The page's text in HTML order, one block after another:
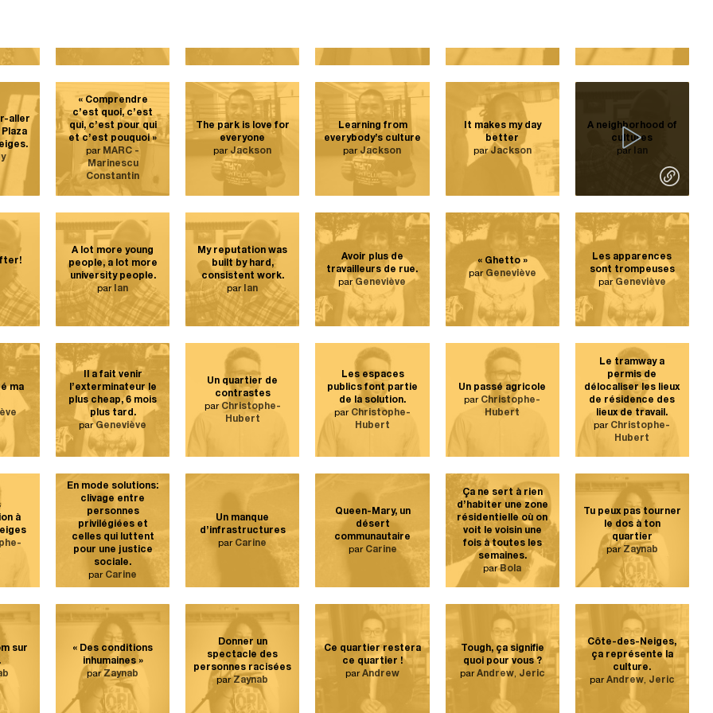
aller
« Comprendre
c’est quoi, c’est
qui, c’est pour qui
et c’est pouquoi »
par MARC -
Marinescu
Constantin
The park is love for
everyone
par Jackson
Learning from
everybody’s culture
par Jackson
It makes my day
better
parJackson
A neighborhood of
cultures
par
Ian
A lot more young
people, a lot more
university people.
par Ian
My reputation was
built by hard,
consistent work.
par Ian
Avoir plus de
travailleurs de rue.
parGeneviève
« Ghetto »
par Geneviève
Les apparences
sont trompeuses
parGeneviève
ma
Il a fait venir
l’exterminateur le
plus cheap, 6 mois
plus tard.
parGeneviève
Un quartier de
contrastes
par Christophe-
Hubert
Les espaces
publics font partie
de la solution.
par Christophe-
Hubert
Un passé agricole
par Christophe-
Hubert
Le tramway a
permis de
délocaliser les lieux
de résidence des
lieux de travail.
par Christophe-
Hubert
à
En mode solutions:
clivage entre
personnes
privilégiées et
celles qui luttent
pour une justice
sociale.
par Carine
Un manque
d’infrastructures
par Carine
Queen-Mary, un
désert
communautaire
par Carine
Ça ne sert à rien
d’habiter une zone
résidentielle où on
voit le voisin une
fois à toutes les
semaines.
parBola
Tu peux pas tourner
le dos à ton
quartier
par Zaynab
sur
« Des conditions
inhumaines »
parZaynab
Donner un
spectacle des
personnes racisées
par Zaynab
Ce quartier restera
ce quartier !
parAndrew
Tough, ça signifie
quoi pour vous ?
parAndrew, Jeric
Côte-des-Neiges,
ça représente la
culture.
parAndrew, Jeric